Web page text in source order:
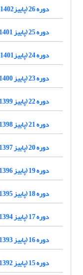
دوره 26 (پاییز1402- 1403)
دوره 25 (پاییز 1401-1402)
دوره 24 (پاییز1401-1400)
دوره 23 (پاییز 1400-1399)
دوره 22 (پاییز 1399-1398)
دوره 21 (پاییز 1398-1397)
دوره 20 (پاییز 1397-1396)
دوره 19 (پاییز 1396-1395)
دوره 18 (پاییز 1395-1394)
دوره 17 (پاییز 1394-1393)
دوره 16 (پاییز 1393-1392)
دوره 15 (پاییز 1392-1391)